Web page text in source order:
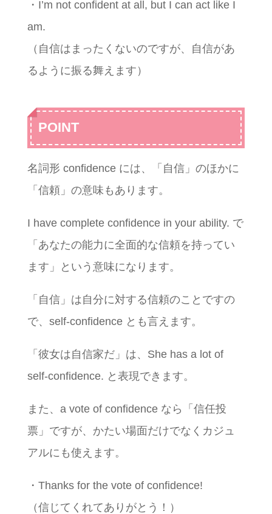
・I’m not confident at all, but I can act like I
am.
（自信はまったくないのですが、自信があ
るように振る舞えます）
POINT
名詞形 confidence には、「自信」のほかに
「信頼」の意味もあります。
I have complete confidence in your ability. で
「あなたの能力に全面的な信頼を持ってい
ます」という意味になります。
「自信」は自分に対する信頼のことですの
で、self-confidence とも言えます。
「彼女は自信家だ」は、She has a lot of
self-confidence. と表現できます。
また、a vote of confidence なら「信任投
票」ですが、かたい場面だけでなくカジュ
アルにも使えます。
・Thanks for the vote of confidence!
（信じてくれてありがとう！）